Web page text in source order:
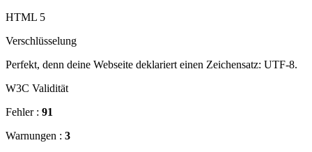
HTML 5
Verschlüsselung
Perfekt, denn deine Webseite deklariert einen Zeichensatz: UTF-8.
W3C Validität
Fehler : 91
Warnungen : 3